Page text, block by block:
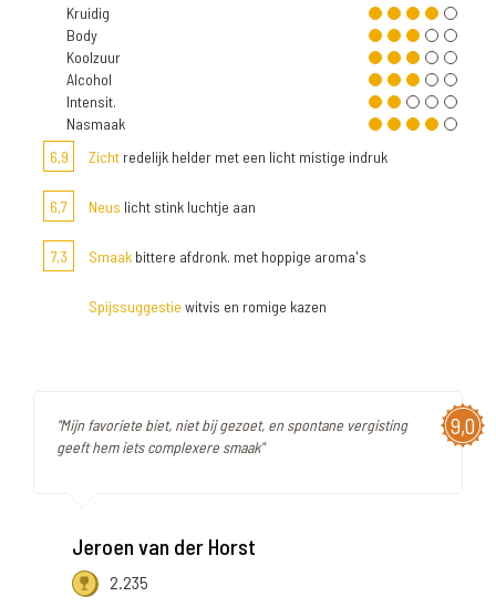
Kruidig
Body
Koolzuur
Alcohol
Intensit.
Nasmaak
6,9
Zicht redelijk helder met een licht mistige indruk
6,7 Neus licht stink luchtje aan
7,3 Smaak bittere afdronk. met hoppige aroma's
Spijssuggestie witvis en romige kazen
9,0
"Mijn favoriete biet, niet bij gezoet, en spontane vergisting
geeft hem iets complexere smaak"
Jeroen van der Horst
2.235